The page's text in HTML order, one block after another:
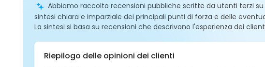
Abbiamo raccolto recensioni pubbliche scritte da utenti terzi
sintesi chiara e imparziale dei principali punti di forza e delle
La sintesi si basa su recensioni che descrivono l'esperienza dei
Riepilogo delle opinioni dei clienti